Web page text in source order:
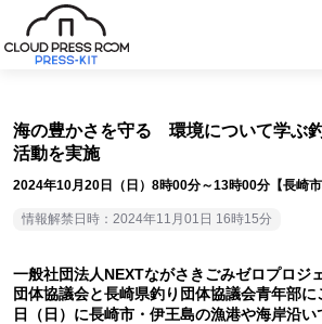
海の豊かさを守る 環境について学ぶ
活動を実施
2024年10月20日（日）8時00分～13時00分【長崎市
情報解禁日時：2024年11月01日 16時15分
一般社団法人NEXTながさきごみゼロプロジ
団体協議会と長崎県釣り団体協議会青年部
日（日）に長崎市・伊王島の漁港や海岸沿い